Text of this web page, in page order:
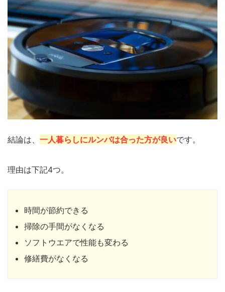
結論は、 一人暮らしにルンバは合った方が良いです。
理由は下記4つ。
時間が節約できる
掃除の手間がなくなる
ソフトウエアで性能も変わる
修繕費がなくなる